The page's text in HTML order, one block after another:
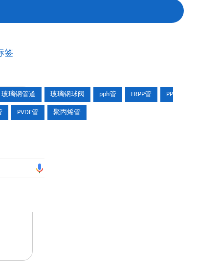
签
玻璃钢管道 玻璃钢球阀 pph管 FRPP管 PP
PVDF管 聚丙烯管